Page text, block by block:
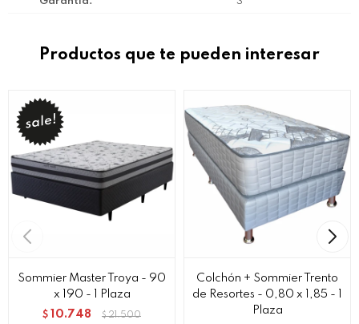
Productos que te pueden interesar
Sommier Master Troya - 90
x 190 - 1 Plaza
$ 10.748 $ 21.500
Colchón + Sommier Trento
de Resortes - 0,80 x 1,85 - 1
Plaza